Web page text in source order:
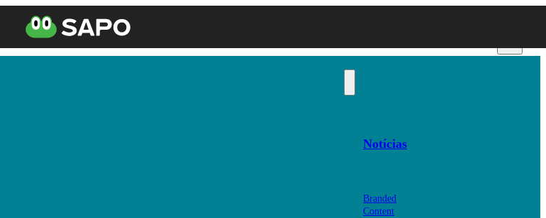
Notícias
Branded
Content